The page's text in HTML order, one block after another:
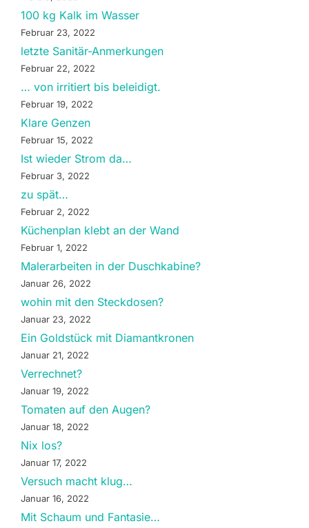
100 kg Kalk im Wasser
Februar 23, 2022
letzte Sanitär-Anmerkungen
Februar 22, 2022
… von irritiert bis beleidigt.
Februar 19, 2022
Klare Genzen
Februar 15, 2022
Ist wieder Strom da…
Februar 3, 2022
zu spät…
Februar 2, 2022
Küchenplan klebt an der Wand
Februar 1, 2022
Malerarbeiten in der Duschkabine?
Januar 26, 2022
wohin mit den Steckdosen?
Januar 23, 2022
Ein Goldstück mit Diamantkronen
Januar 21, 2022
Verrechnet?
Januar 19, 2022
Tomaten auf den Augen?
Januar 18, 2022
Nix los?
Januar 17, 2022
Versuch macht klug…
Januar 16, 2022
Mit Schaum und Fantasie…